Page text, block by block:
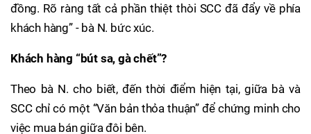
đồng. Rõ ràng tất cả phần thiệt thòi SCC đã đẩy về phía
khách hàng” - bà N. bức xúc.
Khách hàng “bút sa, gà chết”?
Theo bà N. cho biết, đến thời điểm hiện tại, giữa bà và
SCC chỉ có một “Văn bản thỏa thuận” để chứng minh cho
việc mua bán giữa đôi bên.